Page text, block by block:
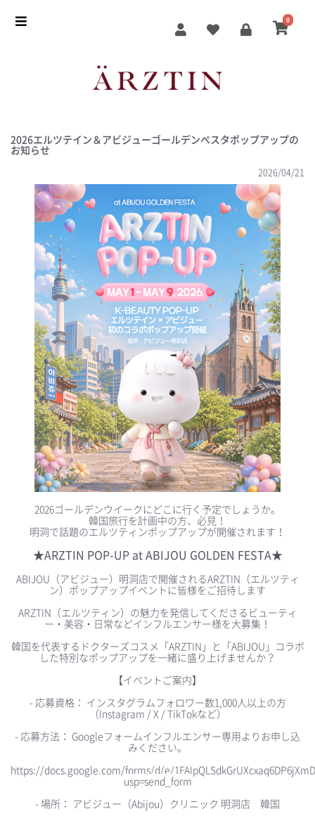
0
2026エルツテイン＆アビジューゴールデンぺスタポップアップの
お知らせ
2026/04/21
2026ゴールデンウイークにどこに行く予定でしょうか。
韓国旅行を計画中の方、必見！
明洞で話題のエルツティンポップアップが開催されます！
★ARZTIN POP-UP at ABIJOU GOLDEN FESTA★
ABIJOU（アビジュー）明洞店で開催されるARZTIN（エルツティ
ン）ポップアップイベントに皆様をご招待します
ARZTIN（エルツティン）の魅力を発信してくださるビューティ
ー・美容・日常などインフルエンサー様を大募集！
韓国を代表するドクターズコスメ「ARZTIN」と「ABIJOU」コラボ
した特別なポップアップを一緒に盛り上げませんか？
【イベントご案内】
- 応募資格： インスタグラムフォロワー数1,000人以上の方
（Instagram / X / TikTokなど）
- 応募方法： Googleフォームインフルエンサー専用よりお申し込
みください。
https://docs.google.com/forms/d/e/
usp=send_form
- 場所： アビジュー（Abijou）クリニック 明洞店 韓国